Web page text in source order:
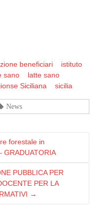
beneficiari
istituto
sano
latte sano
Siciliana sicilia
News
forestale in
GRADUATORIA
PUBBLICA PER
PER LA
→